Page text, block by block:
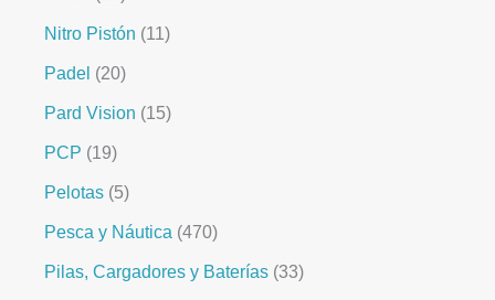
Nitro Pistón 11
Padel 20
Pard Vision 15
PCP 19
Pelotas 5
Pesca y Náutica 470
Pilas, Cargadores y Baterías 33